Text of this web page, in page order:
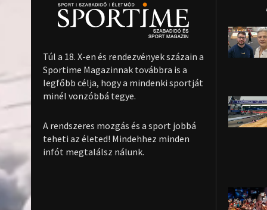
Túl a 18. X-en és rendezvények százain a
Sportime Magazinnak továbbra is a
legfőbb célja, hogy a mindenki sportját
minél vonzóbbá tegye.
A rendszeres mozgás és a sport jobbá
teheti az életed! Mindehhez minden
infót megtalálsz nálunk.